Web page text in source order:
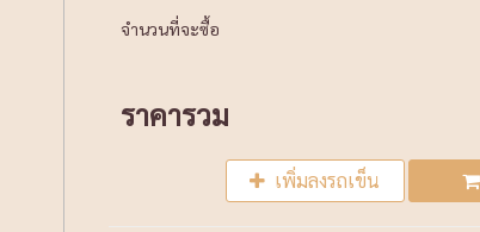
จำนวนที่จะซื้อ
ราคารวม
เพิ่มลงรถเข็น